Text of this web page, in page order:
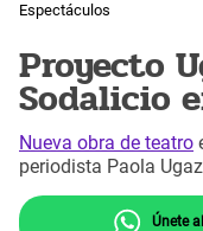
Espectáculos
Proyecto
Sodalicio
Nueva obra de teatro
periodista Paola
Únete